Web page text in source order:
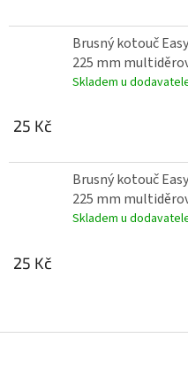
Brusný kotouč
225 mm
Skladem u
25 Kč
Brusný kotouč
225 mm
Skladem u
25 Kč